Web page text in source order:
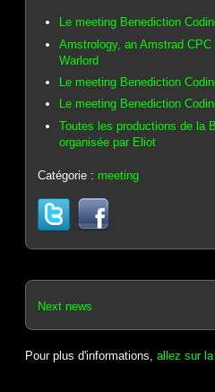
Le meeting Benediction
Amstrology, an Amstrad
Warlord
Le meeting Benediction
Le meeting Benediction
Toutes les productions de la
organisée par Eliot
Catégorie : meeting
Next news
Pour plus d'informations,allez sur